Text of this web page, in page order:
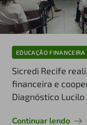
EDUCAÇÃO FINANCEIRA
Sicredi Recife
financeira e
Diagnóstico Lucilo
Continuar lendo